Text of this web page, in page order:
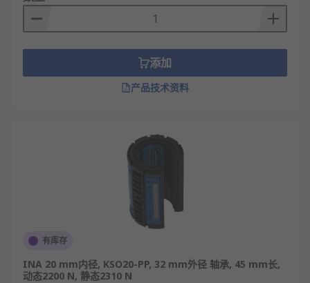
添加
产品技术资料
有库存
INA 20 mm内径, KSO20-PP, 32 mm外径 轴承, 45 mm长,
动态2200 N, 静态2310 N